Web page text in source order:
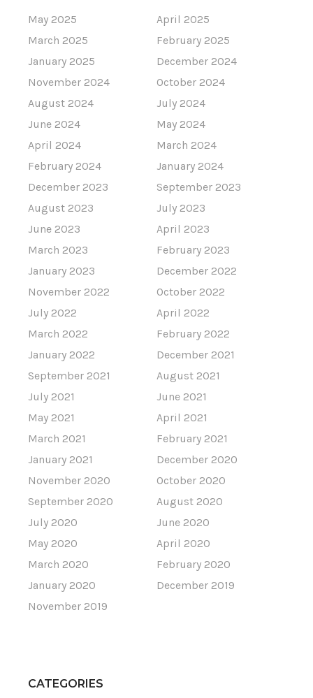
May 2025
April 2025
March 2025
February 2025
January 2025
December 2024
November 2024
October 2024
August 2024
July 2024
June 2024
May 2024
April 2024
March 2024
February 2024
January 2024
December 2023
September 2023
August 2023
July 2023
June 2023
April 2023
March 2023
February 2023
January 2023
December 2022
November 2022
October 2022
July 2022
April 2022
March 2022
February 2022
January 2022
December 2021
September 2021
August 2021
July 2021
June 2021
May 2021
April 2021
March 2021
February 2021
January 2021
December 2020
November 2020
October 2020
September 2020
August 2020
July 2020
June 2020
May 2020
April 2020
March 2020
February 2020
January 2020
December 2019
November 2019
CATEGORIES